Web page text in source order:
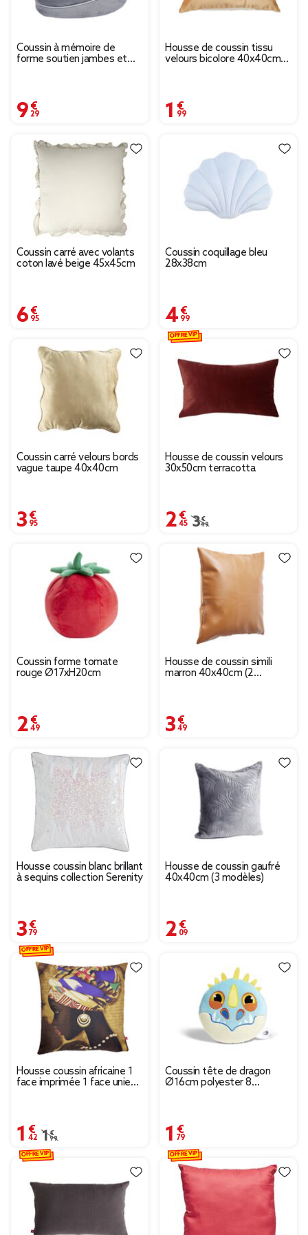
Coussin à mémoire de
forme soutien jambes et
9,29 €
Housse de coussin tissu
velours bicolore 40x40cm
1,99 €
Coussin carré avec volants
coton lavé beige 45x45cm
6,95 €
Coussin coquillage bleu
28x38cm
4,99 €
Coussin carré velours bords
vague taupe 40x40cm
3,95 €
Housse de coussin velours
30x50cm terracotta
2,45 €
Prix remisé de 3,49 €
3,49 €
OFFRE VIP
Coussin forme tomate
rouge Ø17xH20cm
2,49 €
Housse de coussin simili
marron 40x40cm (2
3,49 €
Housse coussin blanc brillant
à sequins collection Serenity
3,79 €
Housse de coussin gaufré
40x40cm (3 modèles)
2,09 €
Housse coussin africaine 1
face imprimée 1 face unie
1,42 €
Prix remisé de 1,99 € à 1,42 €
1,99 €
OFFRE VIP
Coussin tête de dragon
Ø16cm polyester 8
1,79 €
OFFRE VIP OFFRE VIP